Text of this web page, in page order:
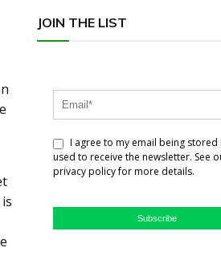
JOIN THE LIST
I agree to my email being stored
used to receive the newsletter. See
privacy policy for more details.
Subscribe